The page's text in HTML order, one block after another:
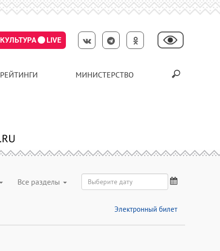
КУЛЬТУРА LIVE
РЕЙТИНГИ МИНИСТЕРСТВО
Все разделы
Электронный билет